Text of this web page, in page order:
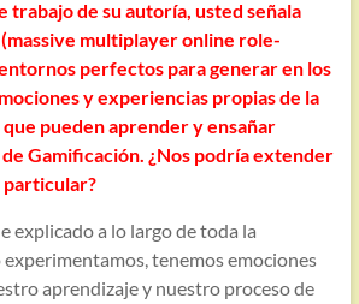
de su autoría, usted señala
multiplayer online role-
perfectos para generar en los
y experiencias propias de la
que pueden aprender y ensañar
Gamificación. ¿Nos podría extender
particular?
explicado a lo largo de toda la
tenemos emociones
aprendizaje y nuestro proceso de